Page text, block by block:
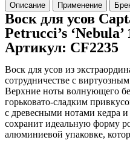
Описание Применение
Воск для усов
Petrucci’s ‘Nebula’
Артикул: CF2235
Воск для усов из
сотрудничестве с
Верхние ноты волнующего
горьковато-сладким
с древесными нотами кедра
сохранит идеальную форму
алюминиевой упаковке,